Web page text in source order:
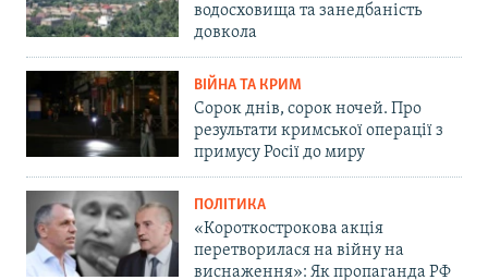
водосховища та занедбаність
довкола
ВІЙНА ТА КРИМ
Сорок днів, сорок ночей. Про
результати кримської операції з
примусу Росії до миру
ПОЛІТИКА
«Короткострокова акція
перетворилася на війну на
виснаження»: Як пропаганда РФ